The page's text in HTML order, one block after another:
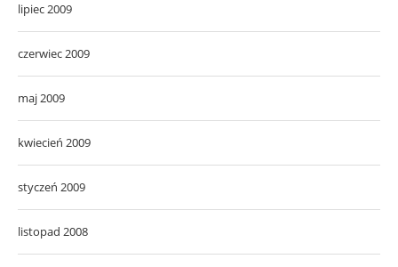
lipiec 2009
czerwiec 2009
maj 2009
kwiecień 2009
styczeń 2009
listopad 2008